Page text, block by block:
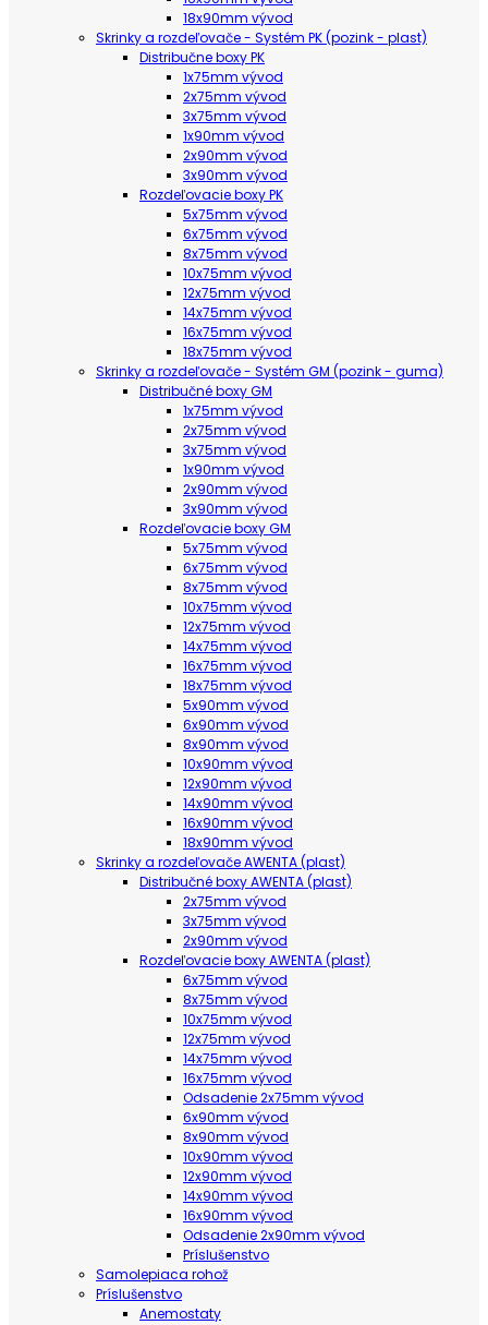
18x90mm vývod
Skrinky a rozdeľovače - Systém PK (pozink - plast)
Distribučne boxy PK
1x75mm vývod
2x75mm vývod
3x75mm vývod
1x90mm vývod
2x90mm vývod
3x90mm vývod
Rozdeľovacie boxy PK
5x75mm vývod
6x75mm vývod
8x75mm vývod
10x75mm vývod
12x75mm vývod
14x75mm vývod
16x75mm vývod
18x75mm vývod
Skrinky a rozdeľovače - Systém GM (pozink - guma)
Distribučné boxy GM
1x75mm vývod
2x75mm vývod
3x75mm vývod
1x90mm vývod
2x90mm vývod
3x90mm vývod
Rozdeľovacie boxy GM
5x75mm vývod
6x75mm vývod
8x75mm vývod
10x75mm vývod
12x75mm vývod
14x75mm vývod
16x75mm vývod
18x75mm vývod
5x90mm vývod
6x90mm vývod
8x90mm vývod
10x90mm vývod
12x90mm vývod
14x90mm vývod
16x90mm vývod
18x90mm vývod
Skrinky a rozdeľovače AWENTA (plast)
Distribučné boxy AWENTA (plast)
2x75mm vývod
3x75mm vývod
2x90mm vývod
Rozdeľovacie boxy AWENTA (plast)
6x75mm vývod
8x75mm vývod
10x75mm vývod
12x75mm vývod
14x75mm vývod
16x75mm vývod
Odsadenie 2x75mm vývod
6x90mm vývod
8x90mm vývod
10x90mm vývod
12x90mm vývod
14x90mm vývod
16x90mm vývod
Odsadenie 2x90mm vývod
Príslušenstvo
Samolepiaca rohož
Príslušenstvo
Anemostaty